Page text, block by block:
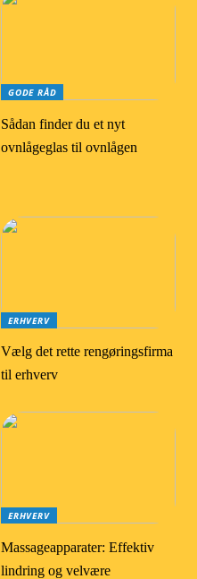
GODE RÅD
Sådan finder du et nyt
ovnlågeglas til ovnlågen
ERHVERV
Vælg det rette rengøringsfirma
til erhverv
ERHVERV
Massageapparater: Effektiv
lindring og velvære